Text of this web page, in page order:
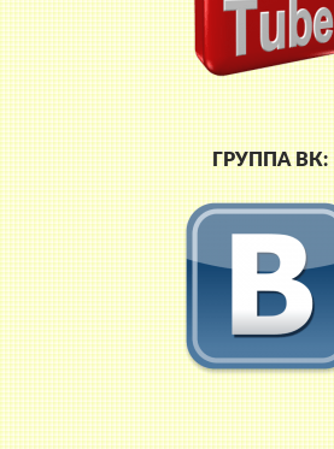
ГРУППА ВК: